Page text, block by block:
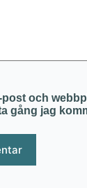
post och
gång jag